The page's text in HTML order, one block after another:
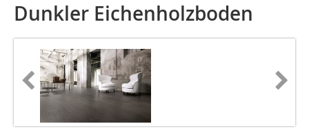
Dunkler Eichenholzboden